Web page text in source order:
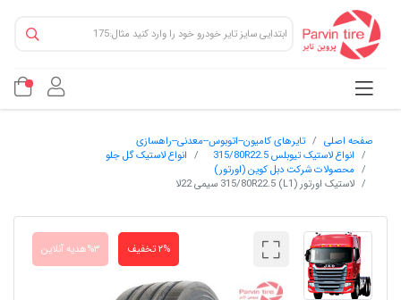
صفحه اصلی
تایرهای کامیون--اتوبوس--معدنی--راهسازی
انواع لاستیک تیوبلس 315/80R22.5
انواع لاستیک گل جلو
محصولات شرکت دبل کوین (اورتور)
لاستیک اورتور 315/80R22.5 (L1) سیمی 22لا
۲% تخفیف ۳%هدیه آنلاین